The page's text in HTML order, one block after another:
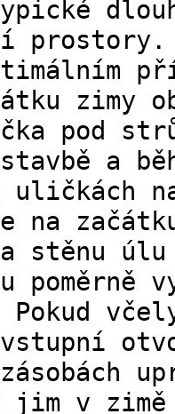
prostory.
zimy
pod
a
uličkách
na
stěnu úlu
poměrně
Pokud
jim v